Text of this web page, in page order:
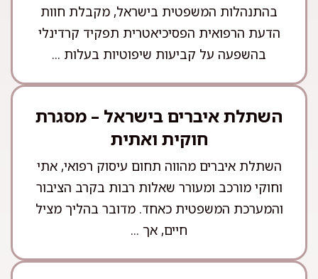
בהתנהלות המשפטית בישראל, מקבלת חוות
הדעת הרפואית הפסיכיאטרית תפקיד קרדינלי
בהשפעה על קביעות שיפוטיות בעלות ...
השתלת איברים בישראל – מסגרת
חוקית ואתית
השתלת איברים מהווה תחום עיסוק רפואי, אתי
וחוקי מורכב ומעורר שאלות רבות בקרב הציבור
והמערכת המשפטית כאחד. מדובר בהליך מציל
חיים, אך ...